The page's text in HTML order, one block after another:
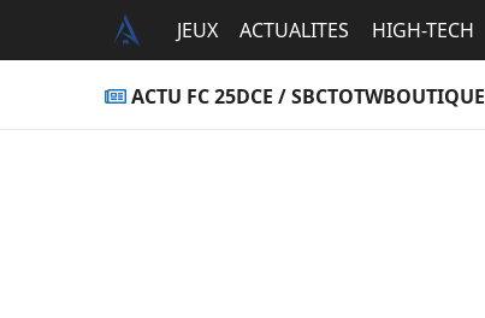
JEUX ACTUALITES HIGH-TECH
ACTU FC 25DCE / SBCTOTWBOUTIQUE